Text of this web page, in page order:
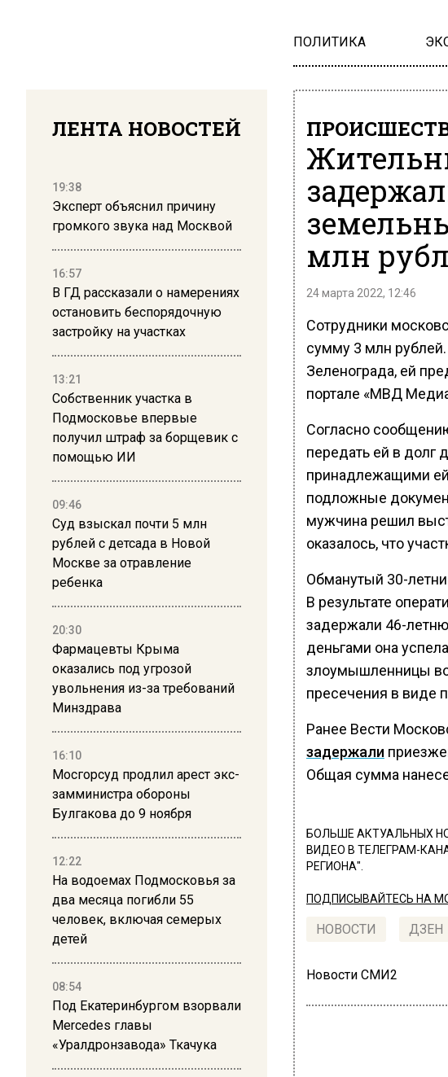
ПОЛИТИКА
ЛЕНТА НОВОСТЕЙ
19:38
Эксперт объяснил причину
громкого звука над Москвой
16:57
В ГД рассказали о намерениях
остановить беспорядочную
застройку на участках
13:21
Собственник участка в
Подмосковье впервые
получил штраф за борщевик с
помощью ИИ
09:46
Суд взыскал почти 5 млн
рублей с детсада в Новой
Москве за отравление
ребенка
20:30
Фармацевты Крыма
оказались под угрозой
увольнения из-за требований
Минздрава
16:10
Мосгорсуд продлил арест экс-
замминистра обороны
Булгакова до 9 ноября
12:22
На водоемах Подмосковья за
два месяца погибли 55
человек, включая семерых
детей
08:54
Под Екатеринбургом взорвали
Mercedes главы
«Уралдронзавода» Ткачука
млн
24 марта 2022, 12:46
Сотрудники
сумму 3 млн
Зеленограда, ей
портале «МВД
Согласно
передать ей в долг
принадлежащими
подложные
мужчина решил
оказалось, что
Обманутый 30-
В результате
задержали 46-
деньгами она
злоумышленницы
пресечения в виде
Ранее Вести
задержали
Общая сумма
БОЛЬШЕ АКТУАЛЬНЫХ
ВИДЕО В ТЕЛЕГРАМ-
РЕГИОНА".
ПОДПИСЫВАЙТЕСЬ НА
НОВОСТИ ДЗЕН
Новости СМИ2